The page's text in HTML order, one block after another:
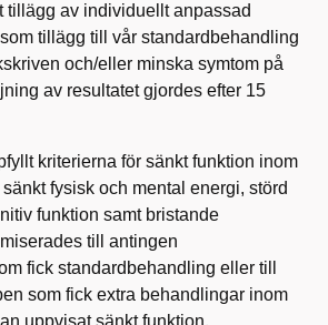
tillägg av individuellt anpassad
tillägg till vår standardbehandling
och/eller minska symtom på
av resultatet gjordes efter 15
kriterierna för sänkt funktion inom
fysisk och mental energi, störd
funktion samt bristande
till antingen
fick standardbehandling eller till
som fick extra behandlingar inom
uppvisat sänkt funktion.